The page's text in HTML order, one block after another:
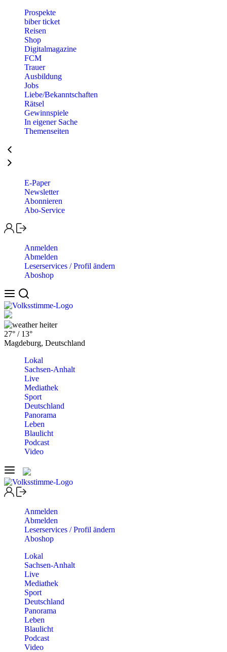
Prospekte
biber ticket
Reisen
Shop
Digitalmagazine
FCM
Trauer
Ausbildung
Jobs
Liebe/Bekanntschaften
Rätsel
Gewinnspiele
In eigener Sache
Themenseiten
E-Paper
Newsletter
Abonnieren
Abo-Service
Anmelden
Abmelden
Leserservices / Profil ändern
Aboshop
heiter
27° / 13°
Magdeburg, Deutschland
Lokal
Sachsen-Anhalt
Live
Mediathek
Sport
Deutschland
Panorama
Leben
Blaulicht
Podcast
Video
Anmelden
Abmelden
Leserservices / Profil ändern
Aboshop
Lokal
Sachsen-Anhalt
Live
Mediathek
Sport
Deutschland
Panorama
Leben
Blaulicht
Podcast
Video